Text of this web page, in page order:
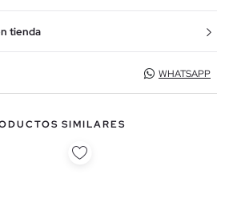
tienda
WHATSAPP
SIMILARES